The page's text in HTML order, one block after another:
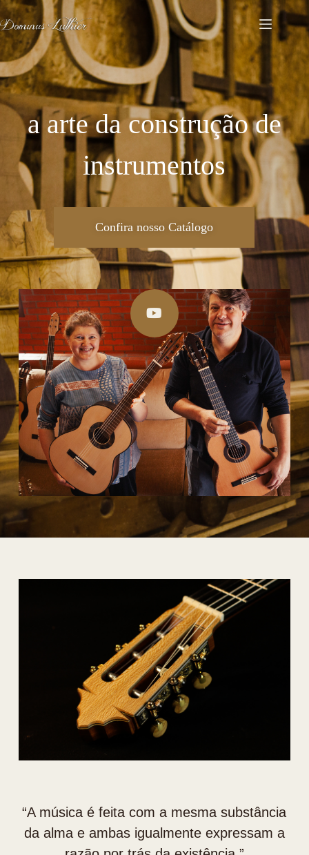
a arte da construção de
instrumentos
Confira nosso Catálogo
“⁠A música é feita com a mesma substância
da alma e ambas igualmente expressam a